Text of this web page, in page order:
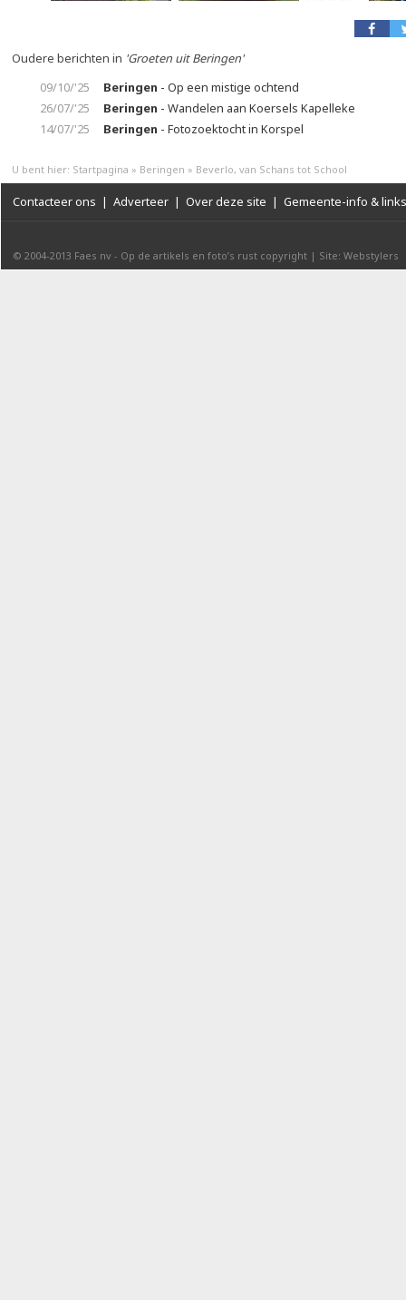
Oudere berichten in 'Groeten uit Beringen'
09/10/'25
Beringen - Op een mistige ochtend
26/07/'25
Beringen - Wandelen aan Koersels Kapelleke
14/07/'25
Beringen - Fotozoektocht in Korspel
U bent hier: Startpagina » Beringen » Beverlo, van Schans tot School
Contacteer ons | Adverteer | Over deze site | Gemeente-info & links
© 2004-2013 Faes nv - Op de artikels en foto’s rust copyright | Site: Webstylers